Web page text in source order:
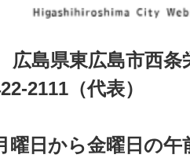
広島県東広島市西
2111（代表）
曜日から金曜日の午